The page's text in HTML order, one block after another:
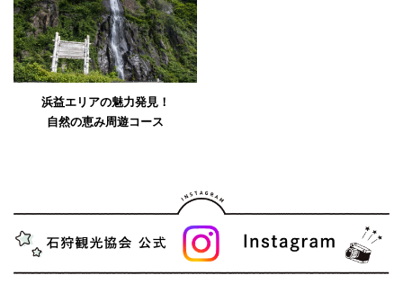
浜益エリアの魅力発見！
自然の恵み周遊コース